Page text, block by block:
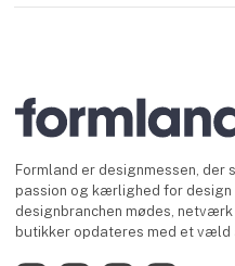
Formland er designmessen,
passion og kærlighed for design
designbranchen mødes,
butikker opdateres med et væld